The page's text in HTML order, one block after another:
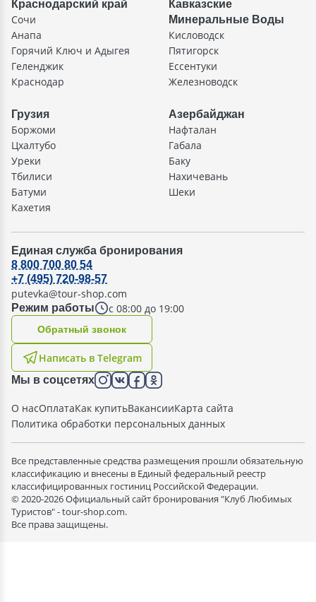
Краснодарский край
Сочи
Анапа
Горячий Ключ и Адыгея
Геленджик
Краснодар
Кавказские
Минеральные Воды
Кисловодск
Пятигорск
Ессентуки
Железноводск
Грузия
Боржоми
Цхалтубо
Уреки
Тбилиси
Батуми
Кахетия
Азербайджан
Нафталан
Габала
Баку
Нахичевань
Шеки
Единая служба бронирования
Режим работы с 08:00 до 19:00
8 800 700 80 54
+7 (495) 720-98-57
putevka@tour-shop.com
Написать в Telegram
Oбратный звонок
Мы в соцсетях
О насОплатаКак купитьВакансииКарта сайта
Политика обработки персональных данных
Все представленные средства размещения прошли обязательную
классификацию и внесены в Единый федеральный реестр
классифицированных гостиниц Российской Федерации.
© 2020-2026 Официальный сайт бронирования "Клуб Любимых
Туристов" - tour-shop.com.
Все права защищены.